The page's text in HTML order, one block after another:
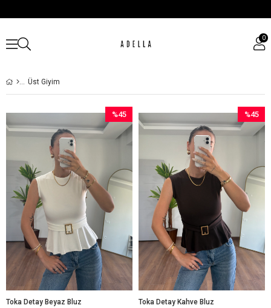
0
Üst Giyim
Toka Detay Beyaz Bluz
%45
İndirim
%45İndirim
Toka Detay Kahve Bluz
%45
İndirim